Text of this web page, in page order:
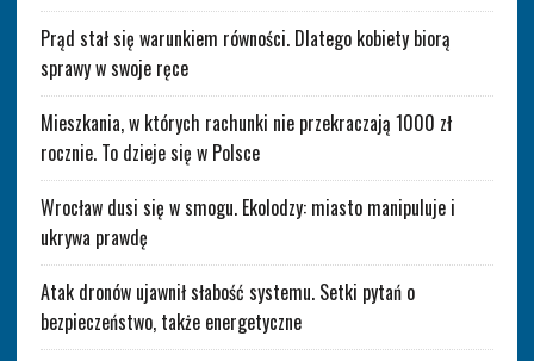
Prąd stał się warunkiem równości. Dlatego kobiety biorą
sprawy w swoje ręce
Mieszkania, w których rachunki nie przekraczają 1000 zł
rocznie. To dzieje się w Polsce
Wrocław dusi się w smogu. Ekolodzy: miasto manipuluje i
ukrywa prawdę
Atak dronów ujawnił słabość systemu. Setki pytań o
bezpieczeństwo, także energetyczne